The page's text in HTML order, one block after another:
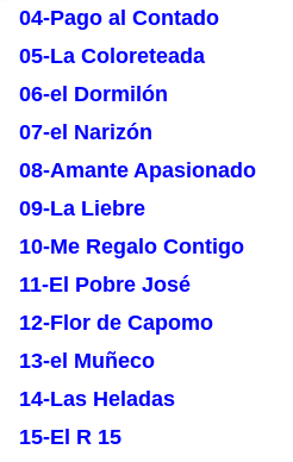
04-Pago al Contado
05-La Coloreteada
06-el Dormilón
07-el Narizón
08-Amante Apasionado
09-La Liebre
10-Me Regalo Contigo
11-El Pobre José
12-Flor de Capomo
13-el Muñeco
14-Las Heladas
15-El R 15